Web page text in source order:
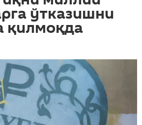
ўтказишни
қилмоқда